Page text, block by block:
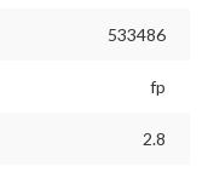
533486
fp
2.8